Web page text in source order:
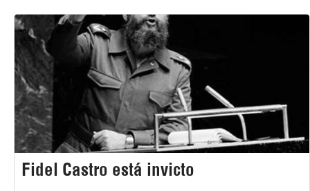
Fidel Castro está invicto